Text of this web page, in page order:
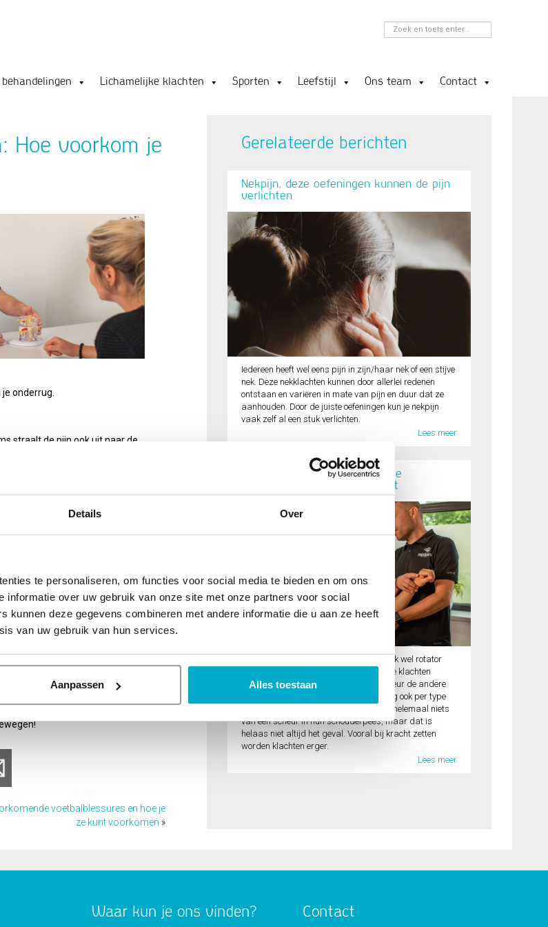
Details Over
te personaliseren, om functies voor social media te bieden en om ons
informatie over uw gebruik van onze site met onze partners voor social
kunnen deze gegevens combineren met andere informatie die u aan ze heeft
van uw gebruik van hun services.
Aanpassen Alles toestaan
behandelingen Lichamelijke klachten Sporten Leefstijl Ons team Contact
Hoe voorkom je
onderrug.
straalt de pijn ook uit naar de
zitten.
graden, rug goed ondersteund.
te houden.
naar benen of voeten, is het
helpen we je graag met
om je klachten effectief te
voetbalblessures en hoe je
ze kunt voorkomen »
Gerelateerde berichten
Nekpijn, deze oefeningen kunnen de pijn
verlichten
Iedereen heeft wel eens pijn in zijn/haar nek of een stijve
nek. Deze nekklachten kunnen door allerlei redenen
ontstaan en variëren in mate van pijn en duur dat ze
aanhouden. Door de juiste oefeningen kun je nekpijn
vaak zelf al een stuk verlichten.
Lees meer
Rotator Cuff ofwel gescheurde
schouderpees nader uitgelicht
Als je een gescheurde schouderpees (ook wel rotator
cuff ruptuur) hebt, kan dat verschillende klachten
geven. Dat komt omdat de ene peesscheur de andere
niet is. Daarom verschilt de behandeling ook per type
scheur. Sommige mensen merken zelfs helemaal niets
van een scheur in hun schouderpees, maar dat is
helaas niet altijd het geval. Vooral bij kracht zetten
worden klachten erger.
Lees meer
Waar kun je ons vinden? Contact